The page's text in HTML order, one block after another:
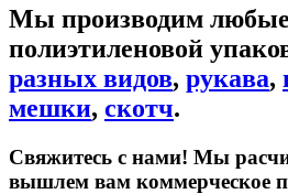
Мы производим
полиэтиленовой
разных видов, рукава,
мешки, скотч.
Свяжитесь с нами! Мы
вышлем вам коммерческое